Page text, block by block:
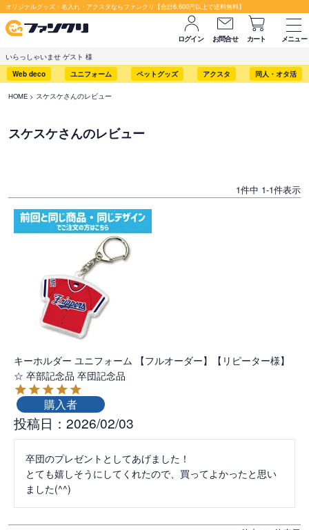
オリジナルグッズ・名入れ・アクスタならファンクリ【合計6,600円以上で送料無料】
ログイン お問合せ カート
メニュー
いらっしゃいませ ゲスト 様
Web deco
ユニフォーム ペットグッズ アクスタ 同人・オタ活
HOME スケスケさんのレビュー
スケスケさんのレビュー
1件中 1-1件表示
キーホルダー ユニフォーム 【フルオーダー】【リピーター様】
☆ 卒部記念品 卒団記念品
購入者
投稿日 2026/02/03
卒団のプレゼントとしてあげました！
とても嬉しそうにしてくれたので、買ってよかったと思い
ました(^^)